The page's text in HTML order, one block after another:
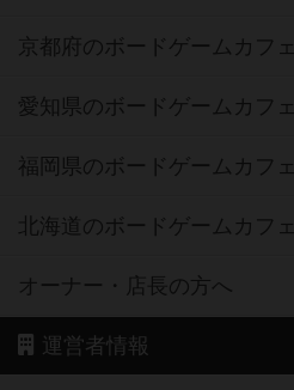
京都府のボードゲームカフェ
愛知県のボードゲームカフェ
福岡県のボードゲームカフェ
北海道のボードゲームカフェ
オーナー・店長の方へ
運営者情報